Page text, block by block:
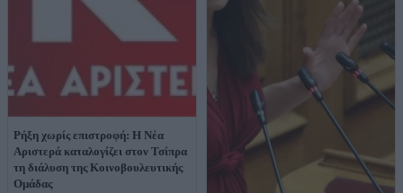
Ρήξη χωρίς επιστροφή: Η Νέα
Αριστερά καταλογίζει στον Τσίπρα
τη διάλυση της Κοινοβουλευτικής
Ομάδας